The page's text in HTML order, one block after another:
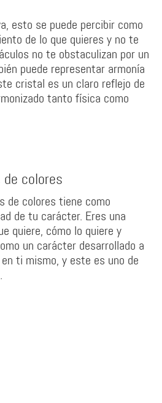
esto se puede percibir como
de lo que quieres y no te
no te obstaculizan por un
puede representar armonía
cristal es un claro reflejo de
tanto física como
de colores
de colores tiene como
de tu carácter. Eres una
quiere, cómo lo quiere y
un carácter desarrollado a
ti mismo, y este es uno de